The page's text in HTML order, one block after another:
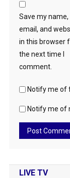
Save my name,
email, and
in this browser
the next time I
comment.
Notify me of
Notify me of
LIVE TV